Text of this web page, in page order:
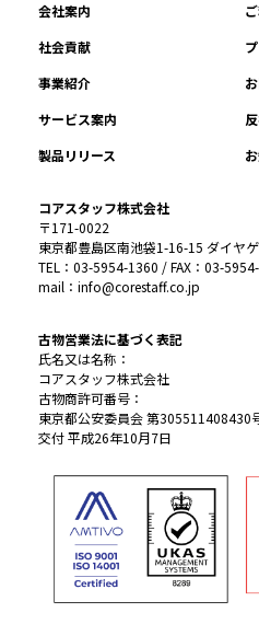
会社案内
社会貢献
事業紹介
サービス案内
製品リリース
コアスタッフ株式会社
〒171-0022
東京都豊島区南池袋1-16-15 ダイヤ
TEL：03-5954-1360 / FAX：03-
mail：info@corestaff.co.jp
古物営業法に基づく表記
氏名又は名称：
コアスタッフ株式会社
古物商許可番号：
東京都公安委員会 第305511408430
交付 平成26年10月7日